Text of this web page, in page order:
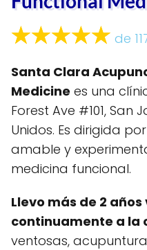
de
Santa Clara
Medicine es una
Forest Ave #101, San
Unidos. Es dirigida
amable y
medicina funcional.
Llevo más de 2
continuamente a la
ventosas,